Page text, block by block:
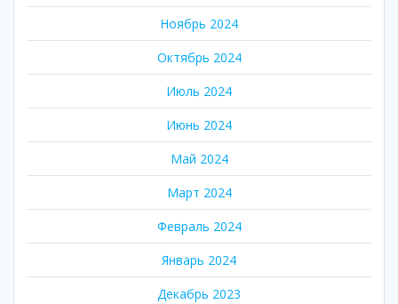
Ноябрь 2024
Октябрь 2024
Июль 2024
Июнь 2024
Май 2024
Март 2024
Февраль 2024
Январь 2024
Декабрь 2023